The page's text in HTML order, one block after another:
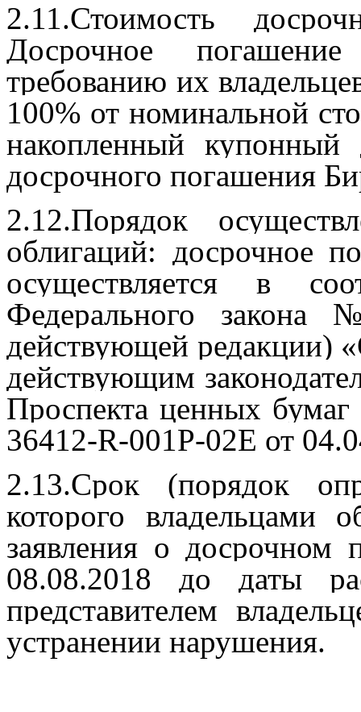
2.11.Стоимость
Досрочное
требованию их
100% от номинальной
накопленный купонный
досрочного погашения
2.12.Порядок
облигаций: досрочное
осуществляется в
Федерального
действующей редакции)
действующим
Проспекта ценных
36412-R-001P-02Е от
2.13.Срок (порядок
которого владельцами
заявления о досрочном
08.08.2018 до даты
представителем
устранении нарушения.